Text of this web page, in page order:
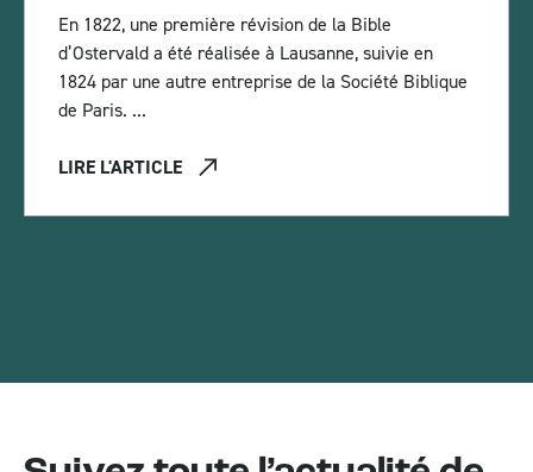
En 1822, une première révision de la Bible
d’Ostervald a été réalisée à Lausanne, suivie en
1824 par une autre entreprise de la Société Biblique
de Paris. ...
LIRE L'ARTICLE